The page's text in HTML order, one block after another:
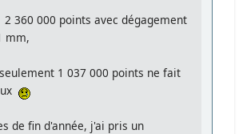
360 000 points avec dégagement
mm,
1 037 000 points ne fait
de fin d'année, j'ai pris un